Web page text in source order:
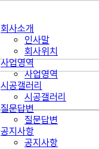
회사소개
인사말
회사위치
사업영역
사업영역
시공갤러리
시공갤러리
질문답변
질문답변
공지사항
공지사항